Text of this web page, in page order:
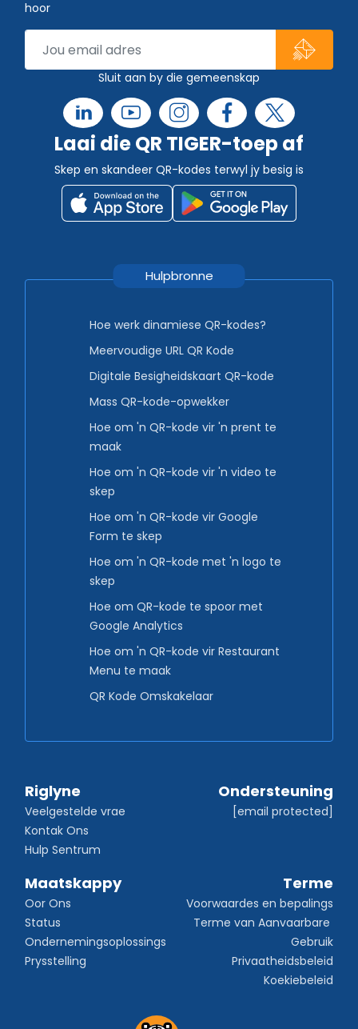
hoor
Sluit aan by die gemeenskap
Laai die QR TIGER-toep af
Skep en skandeer QR-kodes terwyl jy besig is
Hulpbronne
Hoe werk dinamiese QR-kodes?
Meervoudige URL QR Kode
Digitale Besigheidskaart QR-kode
Mass QR-kode-opwekker
Hoe om 'n QR-kode vir 'n prent te
maak
Hoe om 'n QR-kode vir 'n video te
skep
Hoe om 'n QR-kode vir Google
Form te skep
Hoe om 'n QR-kode met 'n logo te
skep
Hoe om QR-kode te spoor met
Google Analytics
Hoe om 'n QR-kode vir Restaurant
Menu te maak
QR Kode Omskakelaar
Riglyne
Veelgestelde vrae
Kontak Ons
Hulp Sentrum
Ondersteuning
[email protected]
Maatskappy
Oor Ons
Status
Ondernemingsoplossings
Prysstelling
Terme
Voorwaardes en bepalings
Terme van Aanvaarbare
Gebruik
Privaatheidsbeleid
Koekiebeleid